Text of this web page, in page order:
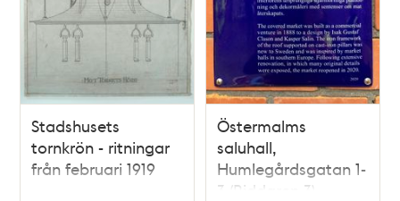
Stadshusets
tornkrön - ritningar
från februari 1919
Östermalms
saluhall,
Humlegårdsgatan 1-
3 (Riddaren 3)